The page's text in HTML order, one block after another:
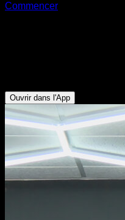
Commencer
Ouvrir dans l'App